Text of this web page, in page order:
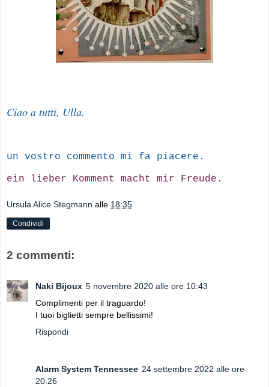
Ciao a tutti, Ulla.
un vostro commento mi fa piacere.
ein lieber Komment macht mir Freude.
Ursula Alice Stegmann alle 18:35
Condividi
2 commenti:
Naki Bijoux 5 novembre 2020 alle ore 10:43
Complimenti per il traguardo!
I tuoi biglietti sempre bellissimi!
Rispondi
Alarm System Tennessee 24 settembre 2022 alle ore
20:26